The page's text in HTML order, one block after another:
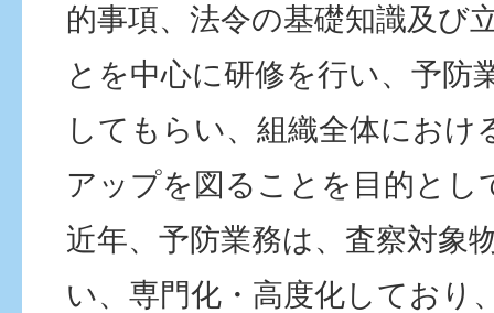
的事項、法令の基礎知識及び
とを中心に研修を行い、予防
してもらい、組織全体におけ
アップを図ることを目的とし
近年、予防業務は、査察対象
い、専門化・高度化しており